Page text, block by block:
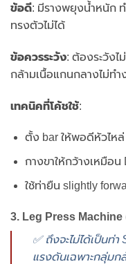
ข้อดี: มีรางพยุงน้ำหนัก
ทรงตัวไม่ได้
ข้อควรระวัง: ต้องระวังไ
กล้ามเนื้อแกนกลางไม่ทำ
เทคนิคที่โค้ชใช้:
ตั้ง bar ให้พอดีหัวไหล่
กางขาให้กว้างเหมือ
ใช้ท่ายืน slightly
3. Leg Press Machine
✅ ถึงจะไม่ได้เป็นท่
แรงดันเฉพาะกลุ่มก